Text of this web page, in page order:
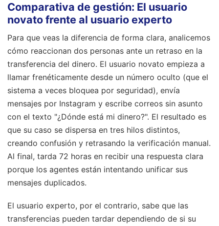
Comparativa de gestión: El usuario
novato frente al usuario experto
Para que veas la diferencia de forma clara, analicemos
cómo reaccionan dos personas ante un retraso en la
transferencia del dinero. El usuario novato empieza a
llamar frenéticamente desde un número oculto (que el
sistema a veces bloquea por seguridad), envía
mensajes por Instagram y escribe correos sin asunto
con el texto "¿Dónde está mi dinero?". El resultado es
que su caso se dispersa en tres hilos distintos,
creando confusión y retrasando la verificación manual.
Al final, tarda 72 horas en recibir una respuesta clara
porque los agentes están intentando unificar sus
mensajes duplicados.
El usuario experto, por el contrario, sabe que las
transferencias pueden tardar dependiendo de si su